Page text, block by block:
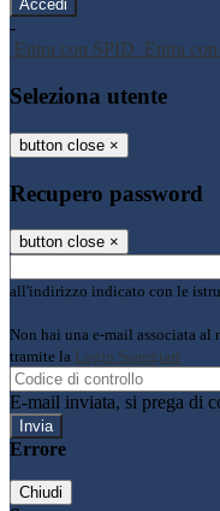
-
Entra con SPID Entra
Seleziona utente
button close ×
Recupero password
button close ×
all'indirizzo indicato con le
Non hai una e-mail associata al
tramite la Login Spaggiari
E-mail inviata, si prega di
Errore
Chiudi